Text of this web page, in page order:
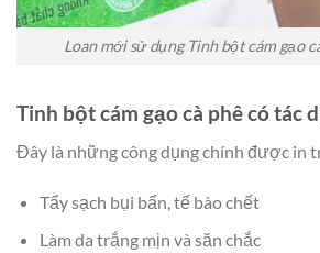
Loan mới sử dụng Tinh bột cám gạo
Tinh bột cám gạo cà phê có tác
Đây là những công dụng chính được in
Tẩy sạch bụi bẩn, tế bào chết
Làm da trắng mịn và săn chắc